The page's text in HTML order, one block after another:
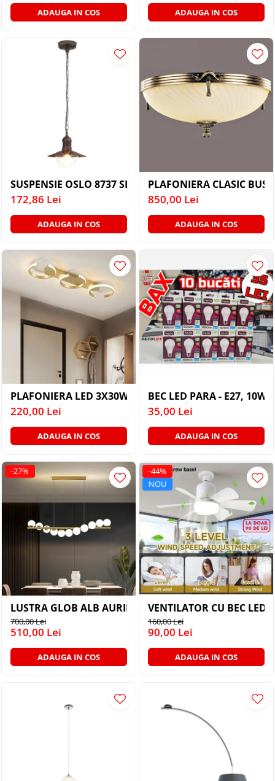
ADAUGA IN COS ADAUGA IN COS
SUSPENSIE OSLO 8737 SI SUSPENSIE EXT. AURIU
172,86 Lei
ADAUGA IN COS
PLAFONIERA CLASIC
850,00 Lei
ADAUGA IN COS
PLAFONIERA LED 3X30W AURIE 300K 4000K 6000K
220,00 Lei
ADAUGA IN COS
BEC LED PARA - E27,
35,00 Lei
ADAUGA IN COS
-27%
LUSTRA GLOB ALB AURIE 11XG9
700,00 Lei
510,00 Lei
ADAUGA IN COS
-44%
NOU
VENTILATOR CU BEC
160,00 Lei
90,00 Lei
ADAUGA IN COS